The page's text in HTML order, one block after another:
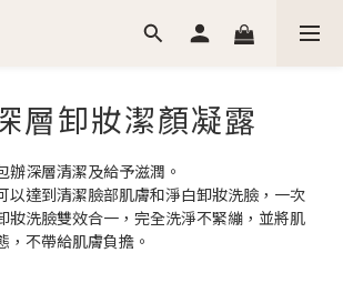
層卸妝潔顏凝露
辦深層清潔及給予滋潤。
以達到清潔臉部肌膚和淨白卸妝洗臉，一次
妝洗臉雙效合一，完全洗淨不緊繃，並將肌
，不帶給肌膚負擔。